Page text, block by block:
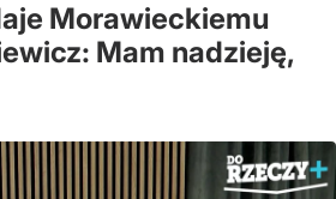
Morawieckiemu
Mam nadzieję,